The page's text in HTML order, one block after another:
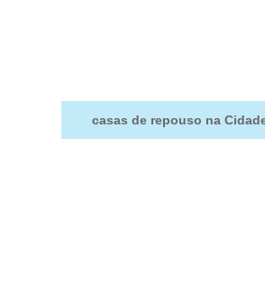
casas de repouso na